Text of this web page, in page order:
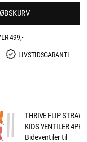
499,-
LIVSTIDSGARANTI
THRIVE FLIP STRAW
KIDS VENTILER 4PK
Bideventiler til